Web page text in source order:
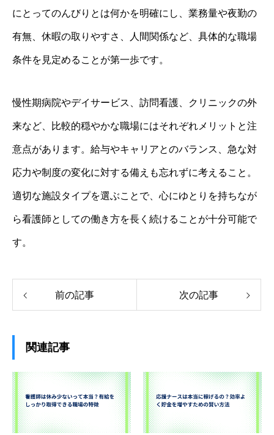
にとってのんびりとは何かを明確にし、業務量や夜勤の
有無、休暇の取りやすさ、人間関係など、具体的な職場
条件を見定めることが第一歩です。
慢性期病院やデイサービス、訪問看護、クリニックの外
来など、比較的穏やかな職場にはそれぞれメリットと注
意点があります。給与やキャリアとのバランス、急な対
応力や制度の変化に対する備えも忘れずに考えること。
適切な施設タイプを選ぶことで、心にゆとりを持ちなが
ら看護師としての働き方を長く続けることが十分可能で
す。
前の記事 次の記事
関連記事